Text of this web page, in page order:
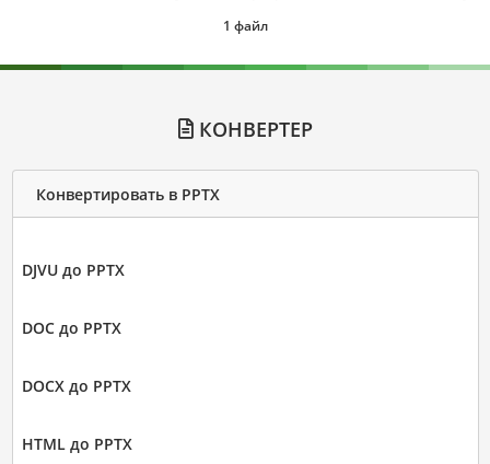
1 файл
КОНВЕРТЕР
Конвертировать в PPTX
DJVU до PPTX
DOC до PPTX
DOCX до PPTX
HTML до PPTX